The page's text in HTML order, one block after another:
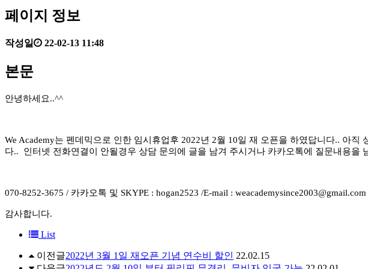
페이지 정보
작성일 22-02-13 11:48
본문
안녕하세요..^^
We Academy는 펜데믹으로 인한 임시휴업후 2022년 2월 10일 재 오픈을 하였답니다.. 아
다.. 인터넷 전화연결이 안될경우 상담 문의에 글을 남겨 주시거나 카카오톡에 질문내용을
070-8252-3675 / 카카오톡 및 SKYPE : hogan2523 /E-mail : weacademysince2003@gmail.com
감사합니다.
List
이전글2022년 3월 1일 재오픈 기념 연수비 할인 22.02.15